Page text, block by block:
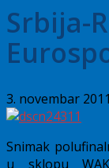
Srbija-
3. novembar
Snimak
u sklopu